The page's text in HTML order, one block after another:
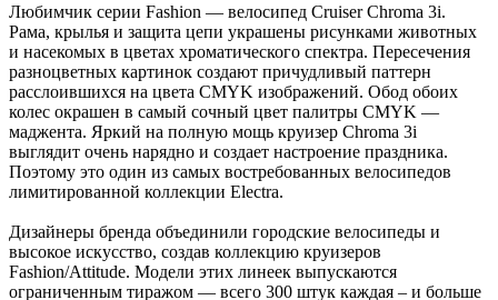
Любимчик серии Fashion — велосипед Cruiser Chroma 3i.
Рама, крылья и защита цепи украшены рисунками животных
и насекомых в цветах хроматического спектра. Пересечения
разноцветных картинок создают причудливый паттерн
расслоившихся на цвета CMYK изображений. Обод обоих
колес окрашен в самый сочный цвет палитры CMYK —
маджента. Яркий на полную мощь круизер Chroma 3i
выглядит очень нарядно и создает настроение праздника.
Поэтому это один из самых востребованных велосипедов
лимитированной коллекции Electra.
Дизайнеры бренда объединили городские велосипеды и
высокое искусство, создав коллекцию круизеров
Fashion/Attitude. Модели этих линеек выпускаются
ограниченным тиражом — всего 300 штук каждая – и больше